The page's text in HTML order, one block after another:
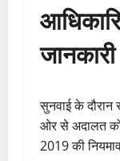
जानकारी
सुनवाई के दौरान
ओर से अदालत को
2019 की